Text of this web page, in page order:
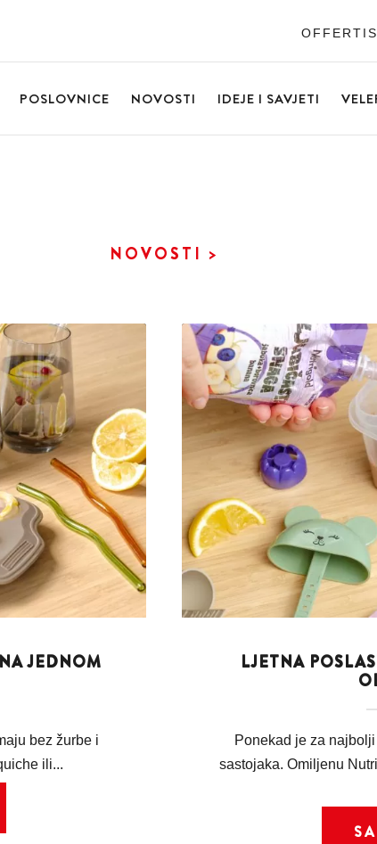
POSLOVNICE NOVOSTI IDEJE I SAVJETI
NOVOSTI >
JEDNOM
bez žurbe i
ili...
LJETNA
Ponekad je za
sastojaka. Omiljenu